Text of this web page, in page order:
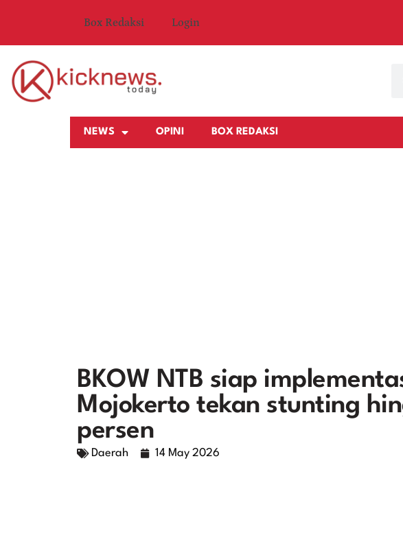
Box Redaksi Login
NEWS OPINI BOX REDAKSI
BKOW NTB siap
Mojokerto tekan stunting
persen
Daerah 14 May 2026